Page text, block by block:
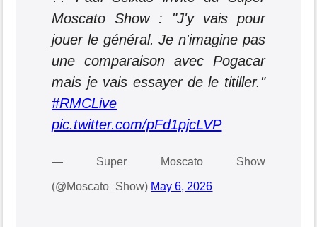
Moscato Show : "J'y vais pour
jouer le général. Je n'imagine pas
une comparaison avec Pogacar
mais je vais essayer de le titiller."
#RMCLive
pic.twitter.com/pFd1pjcLVP
— Super Moscato Show
(@Moscato_Show) May 6, 2026